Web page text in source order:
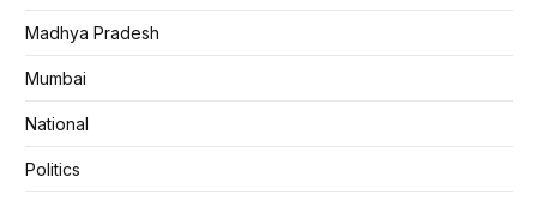
Madhya Pradesh
Mumbai
National
Politics